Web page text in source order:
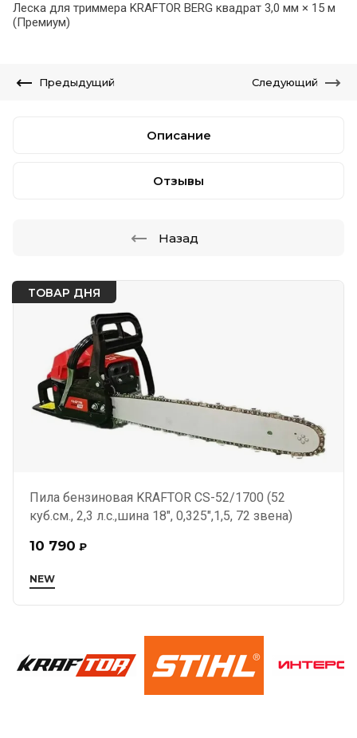
ТОВАР ДНЯ
Пила бензиновая KRAFTOR CS-52/1700 (52
куб.см., 2,3 л.с.,шина 18", 0,325",1,5, 72 звена)
NEW
10 790 ₽
Леска для триммера KRAFTOR BERG квадрат 3,0 мм × 15 м
(Премиум)
Предыдущий Следующий
Описание
Отзывы
Назад